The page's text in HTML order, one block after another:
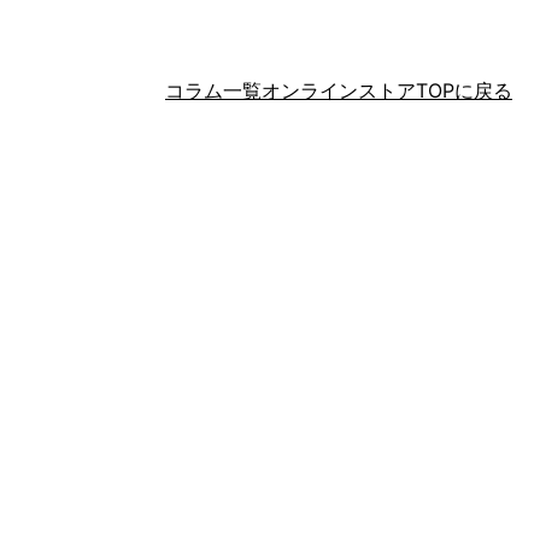
コラム一覧オンラインストアTOPに戻る